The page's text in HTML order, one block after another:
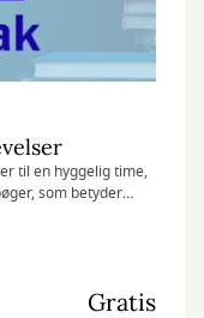
til en hyggelig time,
som betyder
Gratis